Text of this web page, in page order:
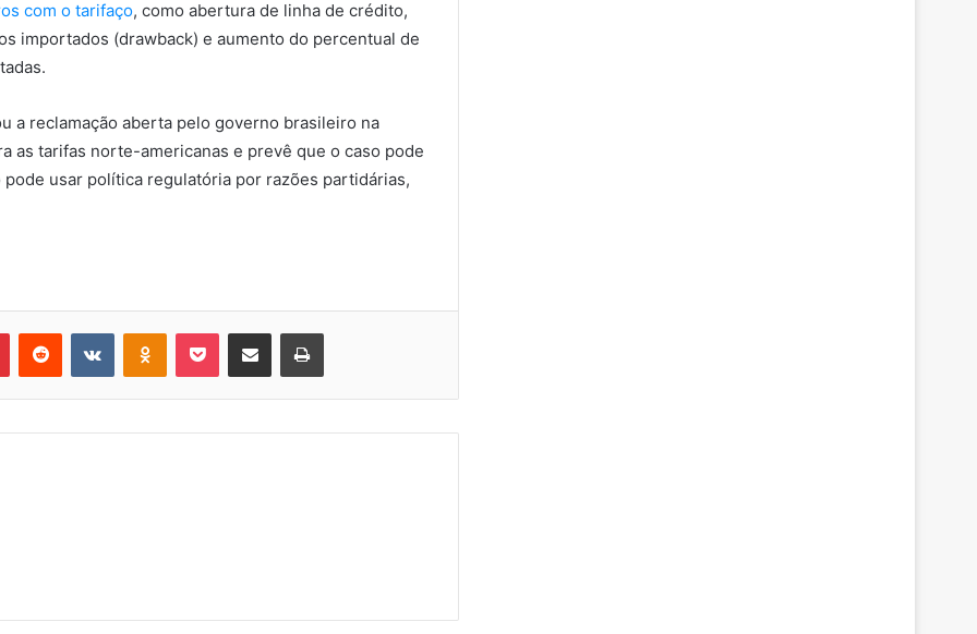
com o tarifaço, como abertura de linha de crédito,
importados (drawback) e aumento do percentual de
a reclamação aberta pelo governo brasileiro na
as tarifas norte-americanas e prevê que o caso pode
pode usar política regulatória por razões partidárias,